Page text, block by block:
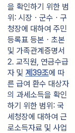
을 확인하기 위한 범
위: 시장ㆍ군수ㆍ구
청장에 대하여 주민
등록표 등본ㆍ초본
및 가족관계증명서
2. 교직원, 연금수급
자 및 제39조에 따
른 급여 환수 대상자
의 과세소득을 확인
하기 위한 범위: 국
세청장에 대하여 근
로소득자료 및 사업